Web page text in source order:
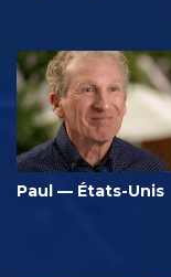
Paul — États-Unis